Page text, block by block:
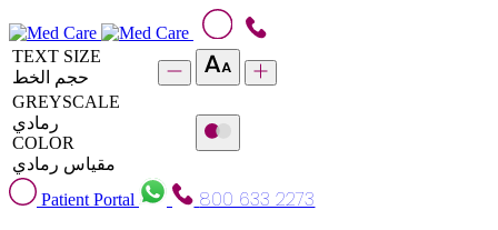
TEXT SIZE
حجم الخط
GREYSCALE
رمادي
COLOR
مقياس رمادي
Patient Portal
800 633 2273